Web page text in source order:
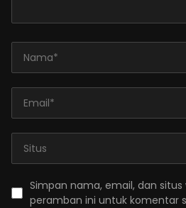
Simpan nama, email, dan situs
peramban ini untuk komentar